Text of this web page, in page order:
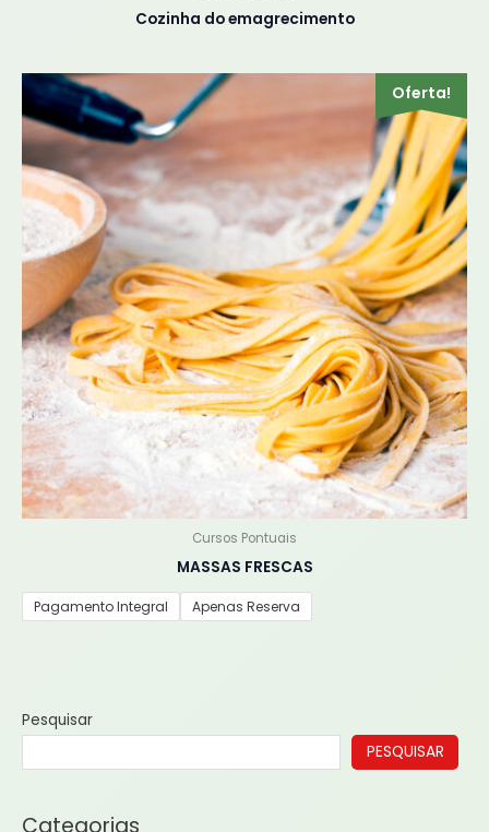
Pesquisar
PESQUISAR
Cozinha do emagrecimento
Oferta!
Cursos Pontuais
MASSAS FRESCAS
Pagamento Integral Apenas Reserva
produto
várias
variantes.
As
podem
ser
escolhidas
na
página
do
produto